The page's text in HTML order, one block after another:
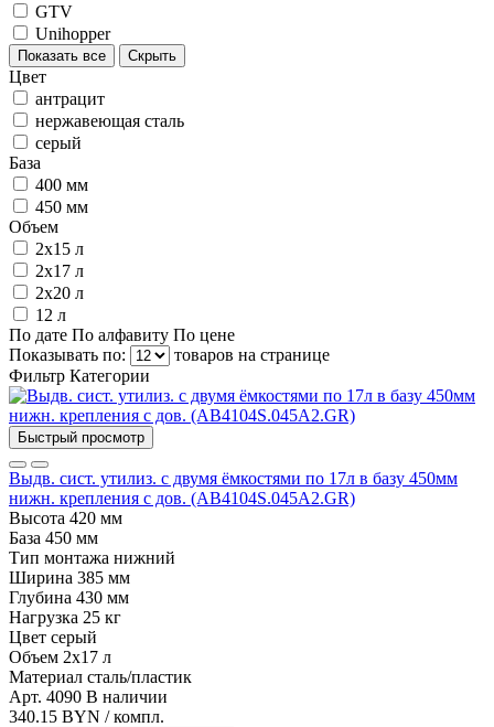
GTV
Unihopper
Показать все Скрыть
Цвет
антрацит
нержавеющая сталь
серый
База
400 мм
450 мм
Объем
2х15 л
2х17 л
2х20 л
12 л
По дате По алфавиту По цене
Показывать по:
товаров на странице
Фильтр Категории
Быстрый просмотр
Выдв. сист. утилиз. с двумя ёмкостями по 17л в базу 450мм
нижн. крепления с дов. (AB4104S.045A2.GR)
Высота 420 мм
База 450 мм
Тип монтажа нижний
Ширина 385 мм
Глубина 430 мм
Нагрузка 25 кг
Цвет серый
Объем 2х17 л
Материал сталь/пластик
Арт. 4090 В наличии
340.15 BYN / компл.